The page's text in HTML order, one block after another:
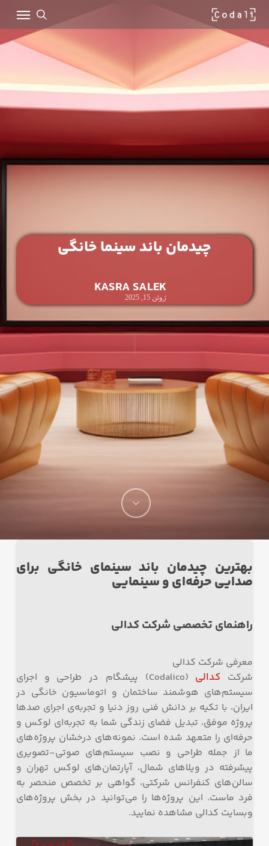
Skip
main
content
search
Menu
چیدمان باند سینما خانگی
KASRA SALEK
ژوئن 15, 2025
بهترین چیدمان باند سینمای خانگی برای
صدایی حرفه‌ای و سینمایی
راهنمای تخصصی شرکت کدالی
معرفی شرکت کدالی
شرکت کدالی
(Codalico) پیشگام در طراحی و اجرای
سیستم‌های هوشمند ساختمان و اتوماسیون خانگی در
ایران، با تکیه بر دانش فنی روز دنیا و تجربه‌ی اجرای صدها
پروژه موفق، تبدیل فضای زندگی شما به تجربه‌ای لوکس و
حرفه‌ای را متعهد شده است. نمونه‌های درخشان پروژه‌های
ما از جمله طراحی و نصب سیستم‌های صوتی-تصویری
پیشرفته در ویلاهای شمال، آپارتمان‌های لوکس تهران و
سالن‌های کنفرانس شرکتی، گواهی بر تخصص منحصر به
فرد ماست. این پروژه‌ها را می‌توانید در بخش پروژه‌های
وبسایت کدالی مشاهده نمایید.